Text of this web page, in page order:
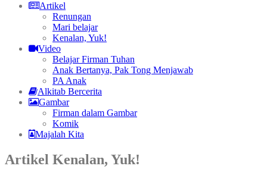
Artikel
Renungan
Mari belajar
Kenalan, Yuk!
Video
Belajar Firman Tuhan
Anak Bertanya, Pak Tong Menjawab
PA Anak
Alkitab Bercerita
Gambar
Firman dalam Gambar
Komik
Majalah Kita
Artikel Kenalan, Yuk!